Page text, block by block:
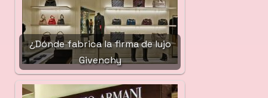
¿Dónde fabrica la firma de lujo
Givenchy